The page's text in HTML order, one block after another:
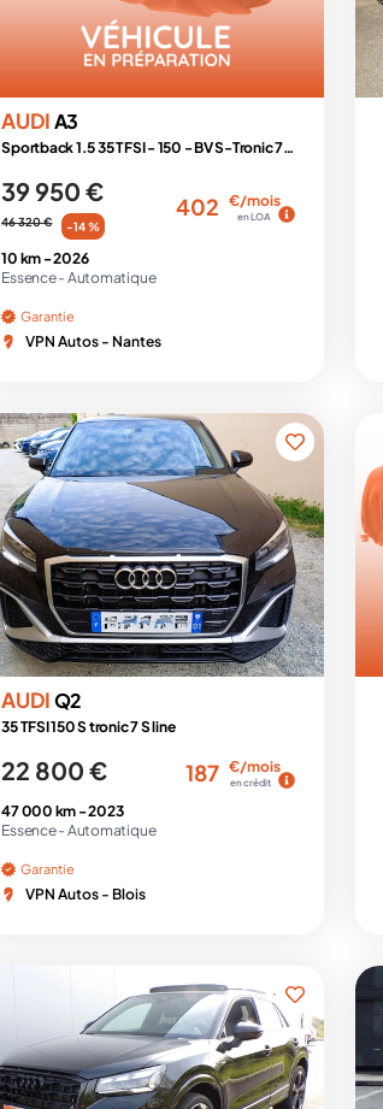
AUDIA3
Sportback 1.5 35 TFSI - 150 - BV S-Tronic 7 8Y SPORTBACK S line PHASE 2
39 950 €
46 320 € -14 %
402 €/mois
en LOA
10 km -2026
Essence - Automatique
Garantie
VPN Autos - Nantes
AUDIQ2
35 TFSI 150 S tronic 7 S line
22 800 € 187 €/mois
en crédit
47 000 km -2023
Essence - Automatique
Garantie
VPN Autos - Blois